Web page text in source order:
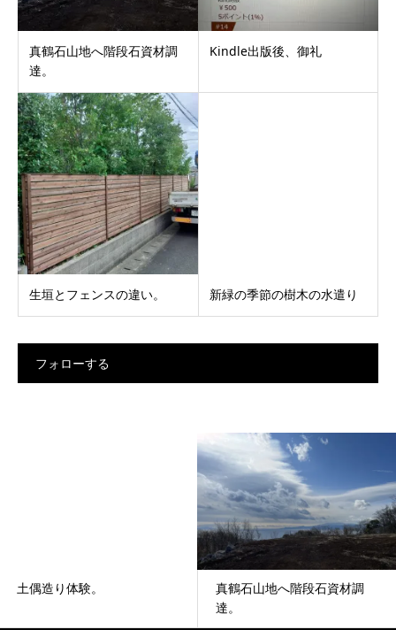
真鶴石山地へ階段石資材調
達。
Kindle出版後、御礼
生垣とフェンスの違い。 新緑の季節の樹木の水遣り
フォローする
土偶造り体験。
真鶴石山地へ階段石資材調
達。